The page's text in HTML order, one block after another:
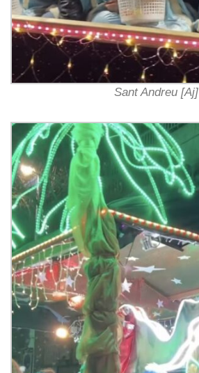
Sant Andreu [Aj]